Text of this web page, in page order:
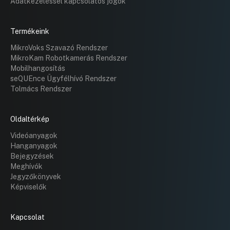
Termékeink
MikroVoks Szavazó Rendszer
MikroKam Robotkamerás Rendszer
Mobilhangosítás
seQUEnce Ügyfélhívó Rendszer
Tolmács Rendszer
Oldaltérkép
Videóanyagok
Hanganyagok
Bejegyzések
Meghívók
Jegyzőkönyvek
Képviselők
Kapcsolat